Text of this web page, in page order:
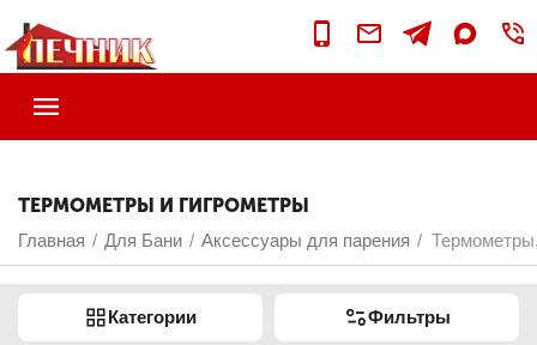
ТЕРМОМЕТРЫ И ГИГРОМЕТРЫ
Главная / Для Бани / Аксессуары для парения /
Категории Фильтры